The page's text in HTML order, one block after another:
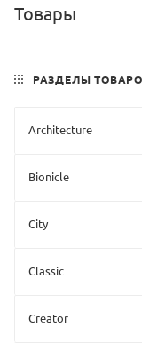
Товары
РАЗДЕЛЫ
Architecture
Bionicle
City
Classic
Creator